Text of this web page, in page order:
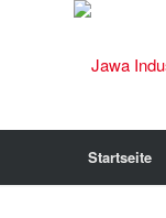
Startseite